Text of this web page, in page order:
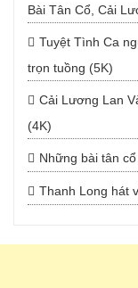
Bài Tân Cổ, Cải
Tuyệt Tình Ca
trọn tuồng (5K)
Cải Lương Lan
(4K)
Những bài tân
Thanh Long hát